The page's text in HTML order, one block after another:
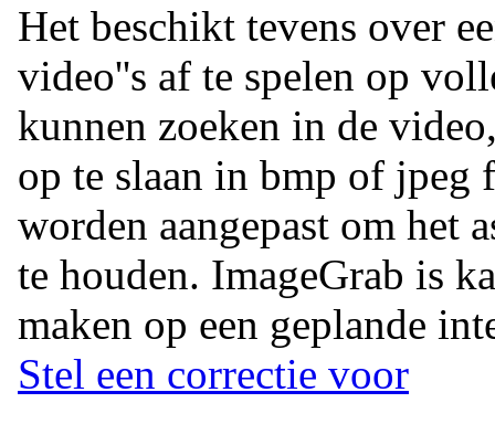
Het beschikt tevens over
video''s af te spelen op
kunnen zoeken in de
op te slaan in bmp of jpeg
worden aangepast om het
te houden. ImageGrab is
maken op een geplande
Stel een correctie voor